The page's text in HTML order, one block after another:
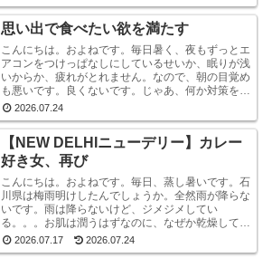
思い出で食べたい欲を満たす
こんにちは。およねです。毎日暑く、夜もずっとエ
アコンをつけっぱなしにしているせいか、眠りが浅
いからか、疲れがとれません。なので、朝の目覚め
も悪いです。良くないです。じゃあ、何か対策をし
ているかと言われれば、何もしていません。いや、
2026.07.24
【NEW DELHIニューデリー】カレー
好き女、再び
こんにちは。およねです。毎日、蒸し暑いです。石
川県は梅雨明けしたんでしょうか。全然雨が降らな
いです。雨は降らないけど、ジメジメしてい
る。。。お肌は潤うはずなのに、なぜか乾燥してい
ます。しかも、おでこと片方のこめかみだけ。年
2026.07.17 2026.07.24